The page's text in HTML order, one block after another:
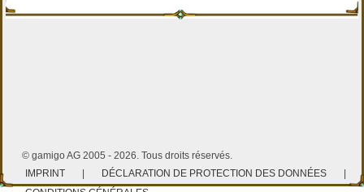
© gamigo AG 2005 - 2026. Tous droits réservés.
IMPRINT
DÉCLARATION DE PROTECTION DES DONNÉES